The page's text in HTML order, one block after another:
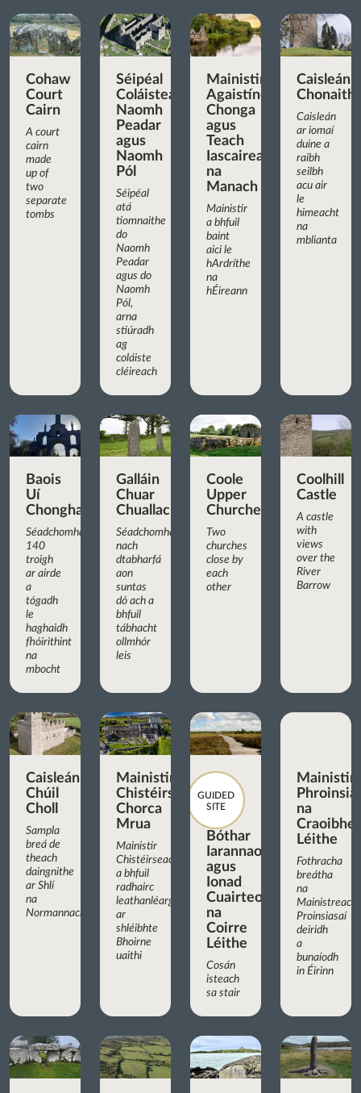
Cohaw
Court
Cairn
A court
cairn
made
up of
two
separate
tombs
Séipéal
Coláisteach
Naomh
Peadar
agus
Naomh
Pól
Séipéal
atá
tiomnaithe
do
Naomh
Peadar
agus do
Naomh
Pól,
arna
stiúradh
ag
coláiste
cléireach
Mainistir
Agaistíneach
Chonga
agus
Teach
Iascaireachta
na
Manach
Mainistir
a bhfuil
baint
aici le
hArdríthe
na
hÉireann
Caisleán
Caisleán
ar iomaí
duine a
raibh
seilbh
acu air
le
himeacht
na
mblianta
Baois
Uí
Chonghaile
Séadchomhartha
140
troigh
ar airde
a
tógadh
le
haghaidh
fhóirithint
na
mbocht
Galláin
Chuar
Chuallachta
Séadchomhartha
nach
dtabharfá
aon
suntas
dó ach a
bhfuil
tábhacht
ollmhór
leis
Coole
Upper
Churches
Two
churches
close by
each
other
Coolhill
Castle
A castle
with
views
over the
River
Barrow
Caisleán
Chúil
Choll
Sampla
breá de
theach
daingnithe
ar Shlí
na
Normannach
Mainistir
Chistéirseach
Chorca
Mrua
Mainistir
Chistéirseach
a bhfuil
radhairc
leathanléargais
ar
shléibhte
Bhoirne
uaithi
GUIDED
SITE
Bóthar
Iarannaoise
agus
Ionad
Cuairteoirí
na
Coirre
Léithe
Cosán
isteach
sa stair
Mainistir
na
Craoibhe
Léithe
Fothracha
breátha
na
Mainistreach
Proinsiasaí
deiridh
a
bunaíodh
in Éirinn